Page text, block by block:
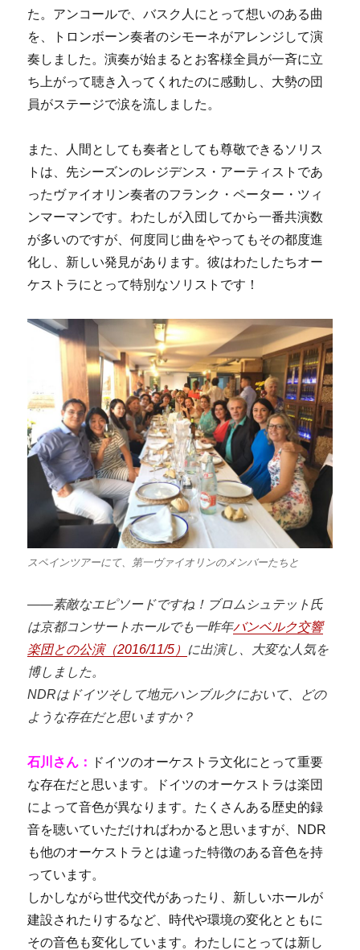
た。アンコールで、バスク人にとって想いのある曲
を、トロンボーン奏者のシモーネがアレンジして演
奏しました。演奏が始まるとお客様全員が一斉に立
ち上がって聴き入ってくれたのに感動し、大勢の団
員がステージで涙を流しました。
また、人間としても奏者としても尊敬できるソリス
トは、先シーズンのレジデンス・アーティストであ
ったヴァイオリン奏者のフランク・ペーター・ツィ
ンマーマンです。わたしが入団してから一番共演数
が多いのですが、何度同じ曲をやってもその都度進
化し、新しい発見があります。彼はわたしたちオー
ケストラにとって特別なソリストです！
スペインツアーにて、第一ヴァイオリンのメンバーたちと
――素敵なエピソードですね！ブロムシュテット氏
は京都コンサートホールでも一昨年バンベルク交響
楽団との公演（2016/11/5） に出演し、大変な人気を
博しました。
NDRはドイツそして地元ハンブルクにおいて、どの
ような存在だと思いますか？
石川さん：
ドイツのオーケストラ文化にとって重要
な存在だと思います。ドイツのオーケストラは楽団
によって音色が異なります。たくさんある歴史的録
音を聴いていただければわかると思いますが、NDR
も他のオーケストラとは違った特徴のある音色を持
っています。
しかしながら世代交代があったり、新しいホールが
建設されたりするなど、時代や環境の変化とともに
その音色も変化しています。わたしにとっては新し